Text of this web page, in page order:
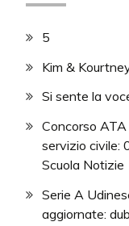
5
Kim &
Si sente la
Concorso
servizio civile:
Scuola Notizie
Serie A
aggiornate: